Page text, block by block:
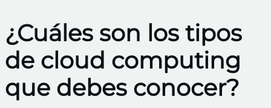
¿Cuáles son los tipos
de cloud computing
que debes conocer?